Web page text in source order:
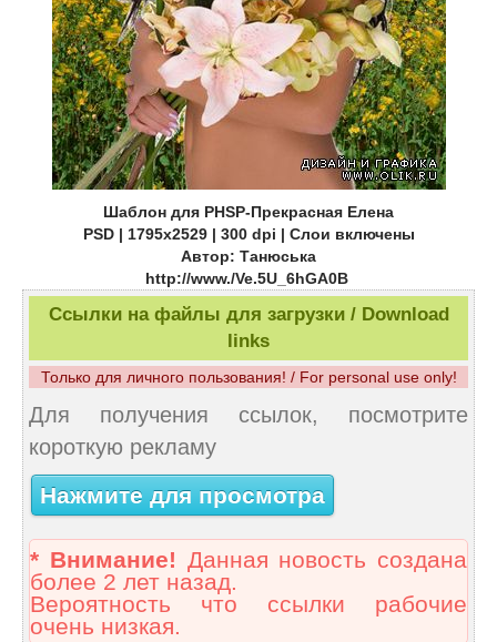
Шаблон для PHSP-Прекрасная Елена
PSD | 1795x2529 | 300 dpi | Слои включены
Автор: Танюська
http://www./Ve.5U_6hGA0B
Ссылки на файлы для загрузки / Download
links
Только для личного пользования! / For personal use only!
Для получения ссылок, посмотрите
короткую рекламу
Нажмите для просмотра
* Внимание! Данная новость создана
более 2 лет назад.
Вероятность что ссылки рабочие
очень низкая.